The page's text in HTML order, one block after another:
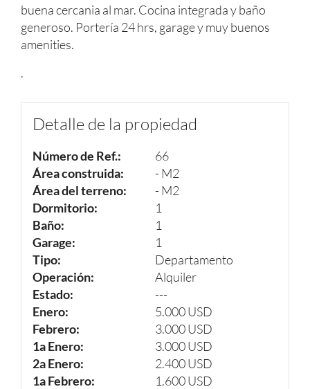
buena cercania al mar. Cocina integrada y baño
generoso. Portería 24 hrs, garage y muy buenos
amenities.
.
Detalle de la propiedad
Número de Ref.:
66
Área construida:
- M2
Área del terreno:
- M2
Dormitorio:
1
Baño:
1
Garage:
1
Tipo:
Departamento
Operación:
Alquiler
Estado:
---
Enero:
5.000 USD
Febrero:
3.000 USD
1a Enero:
3.000 USD
2a Enero:
2.400 USD
1a Febrero:
1.600 USD